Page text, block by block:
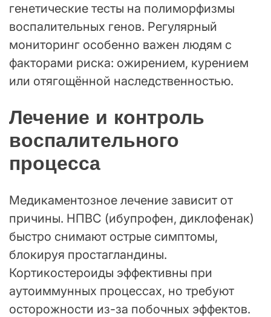
генетические тесты на полиморфизмы
воспалительных генов. Регулярный
мониторинг особенно важен людям с
факторами риска: ожирением, курением
или отягощённой наследственностью.
Лечение и контроль
воспалительного
процесса
Медикаментозное лечение зависит от
причины. НПВС (ибупрофен, диклофенак)
быстро снимают острые симптомы,
блокируя простагландины.
Кортикостероиды эффективны при
аутоиммунных процессах, но требуют
осторожности из-за побочных эффектов.